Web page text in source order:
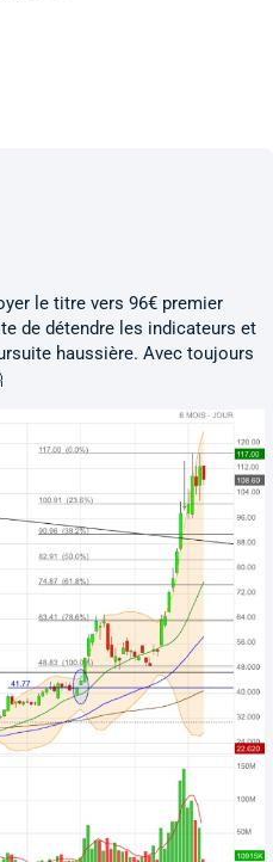
le titre vers 96€ premier
de détendre les indicateurs et
haussière. Avec toujours